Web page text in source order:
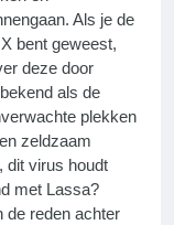
Als je de
bent geweest,
deze door
als de
plekken
zeldzaam
dit virus houdt
met Lassa?
de reden achter